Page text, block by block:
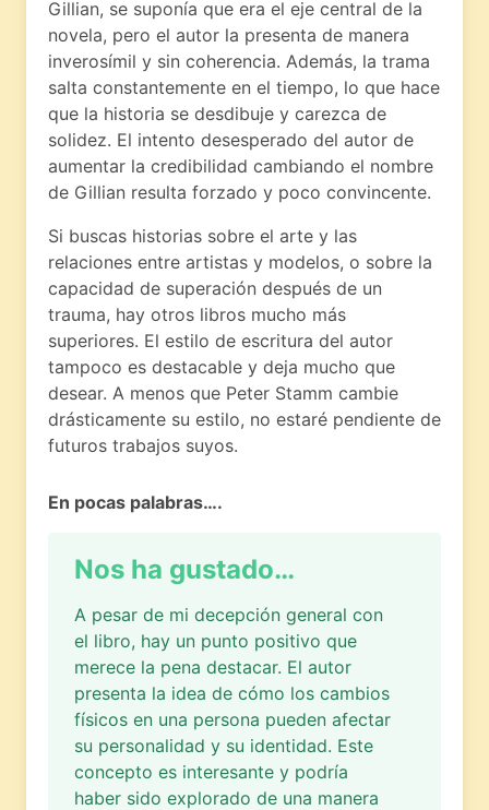
Gillian, se suponía que era el eje central de la
novela, pero el autor la presenta de manera
inverosímil y sin coherencia. Además, la trama
salta constantemente en el tiempo, lo que hace
que la historia se desdibuje y carezca de
solidez. El intento desesperado del autor de
aumentar la credibilidad cambiando el nombre
de Gillian resulta forzado y poco convincente.
Si buscas historias sobre el arte y las
relaciones entre artistas y modelos, o sobre la
capacidad de superación después de un
trauma, hay otros libros mucho más
superiores. El estilo de escritura del autor
tampoco es destacable y deja mucho que
desear. A menos que Peter Stamm cambie
drásticamente su estilo, no estaré pendiente de
futuros trabajos suyos.
En pocas palabras….
Nos ha gustado…
A pesar de mi decepción general con
el libro, hay un punto positivo que
merece la pena destacar. El autor
presenta la idea de cómo los cambios
físicos en una persona pueden afectar
su personalidad y su identidad. Este
concepto es interesante y podría
haber sido explorado de una manera